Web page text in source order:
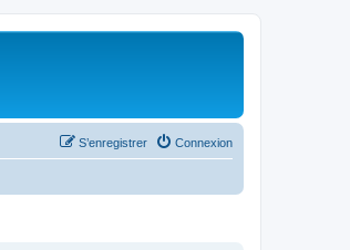
Connexion
S’enregistrer